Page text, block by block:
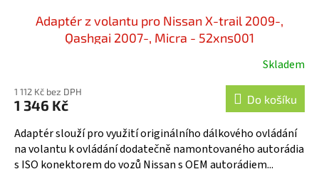
Adaptér z volantu pro Nissan X-trail 2009-,
Qashgai 2007-, Micra - 52xns001
Skladem
1 112 Kč bez DPH
1 346 Kč Do košíku
Adaptér slouží pro využití originálního dálkového ovládání
na volantu k ovládání dodatečně namontovaného autorádia
s ISO konektorem do vozů Nissan s OEM autorádiem...